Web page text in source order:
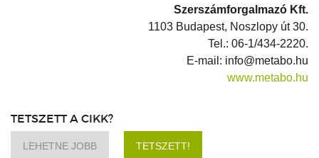
Szerszámforgalmazó Kft.
1103 Budapest, Noszlopy út 30.
Tel.: 06-1/434-2220.
E-mail: info@metabo.hu
www.metabo.hu
TETSZETT A CIKK?
LEHETNE JOBB TETSZETT!